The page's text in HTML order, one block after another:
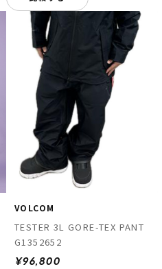
VOLCOM
TESTER 3L GORE-TEX PANT
G1352652
¥96,800